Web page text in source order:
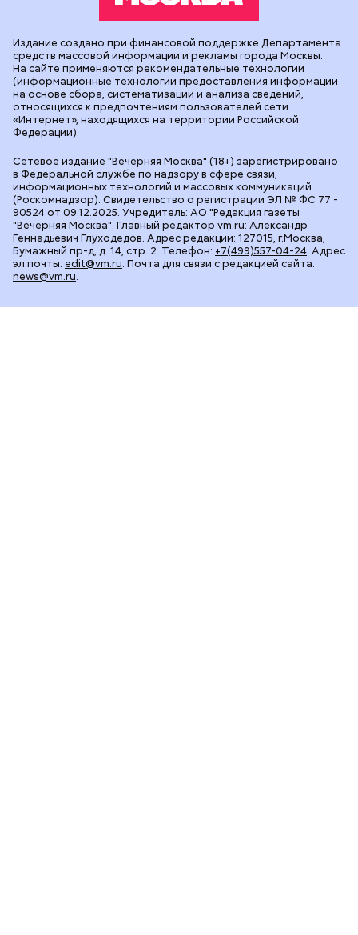
Сетевое издание "Вечерняя Москва" (18+) зарегистрировано
в Федеральной службе по надзору в сфере связи,
информационных технологий и массовых коммуникаций
(Роскомнадзор). Свидетельство о регистрации ЭЛ № ФС 77 -
90524 от 09.12.2025. Учредитель: АО "Редакция газеты
"Вечерняя Москва". Главный редактор vm.ru: Александр
Геннадьевич Глуходедов. Адрес редакции: 127015, г.Москва,
Бумажный пр-д, д. 14, стр. 2. Телефон: +7(499)557-04-24. Адрес
эл.почты: edit@vm.ru. Почта для связи с редакцией сайта:
news@vm.ru.
Издание создано при финансовой поддержке Департамента
средств массовой информации и рекламы города Москвы.
На сайте применяются рекомендательные технологии
(информационные технологии предоставления информации
на основе сбора, систематизации и анализа сведений,
относящихся к предпочтениям пользователей сети
«Интернет», находящихся на территории Российской
Федерации).